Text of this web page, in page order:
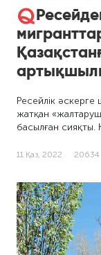
Ресейлік әскерге
жатқан
басылған сияқты.
11 Қаз, 2022 20634